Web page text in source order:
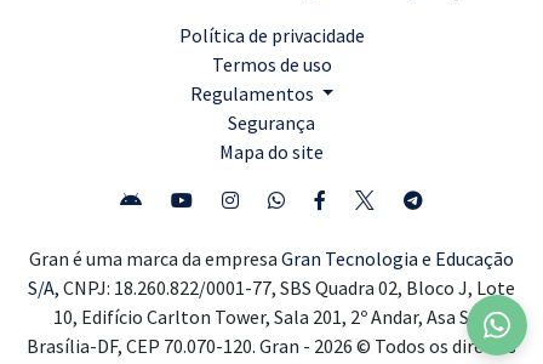
Política de privacidade
Termos de uso
Regulamentos
Segurança
Mapa do site
Gran é uma marca da empresa Gran Tecnologia e Educação
S/A, CNPJ: 18.260.822/0001-77, SBS Quadra 02, Bloco J, Lote
10, Edifício Carlton Tower, Sala 201, 2º Andar, Asa Sul,
Brasília-DF, CEP 70.070-120. Gran - 2026 © Todos os direitos